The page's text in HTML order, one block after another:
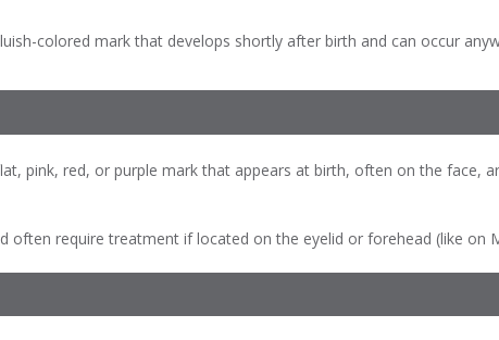
colored mark that develops shortly after birth and can occur
pink, red, or purple mark that appears at birth, often on the face,
often require treatment if located on the eyelid or forehead (like on